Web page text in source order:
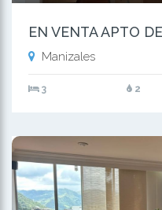
Manizales
3 2